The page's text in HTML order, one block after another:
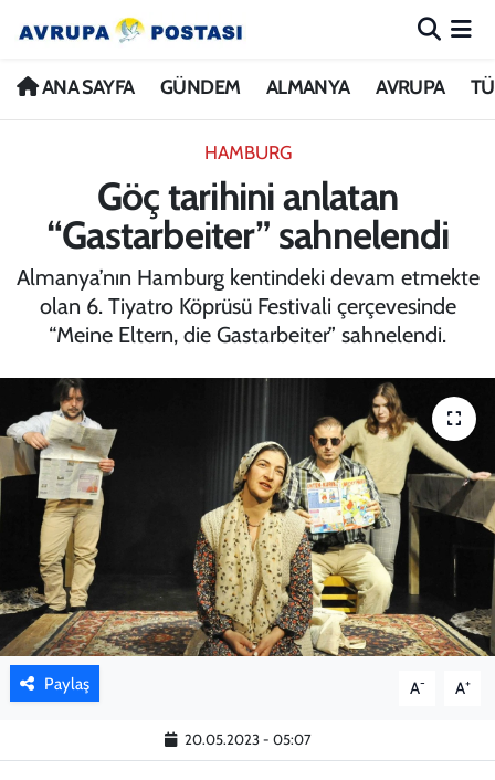
ANA SAYFA GÜNDEM ALMANYA AVRUPA
HAMBURG
Göç tarihini anlatan
“Gastarbeiter” sahnelendi
Almanya’nın Hamburg kentindeki devam etmekte
olan 6. Tiyatro Köprüsü Festivali çerçevesinde
“Meine Eltern, die Gastarbeiter” sahnelendi.
Paylaş A- A+
20.05.2023 - 05:07
ANA SAYFA
ALMANYA
AVRUPA
TÜRKİYE
KÜLTÜR
SPOR
KADIN
YAZARLAR
Nöbetçi Eczaneler
İstanbul Namaz Vakitleri
Trafik Durumu
Avrupa Ligi Puan Durumu ve Fikstür
Son Dakika Haberleri
Haber Arşivi